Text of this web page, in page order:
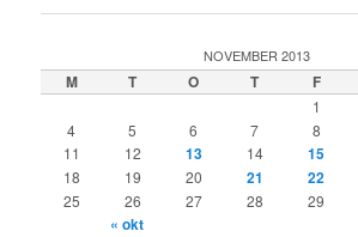
NOVEMBER 2013
M T O T F
1
4 5 6 7 8
11
12 13 14 15
18
19 20 21 22
25
26 27 28 29
« okt